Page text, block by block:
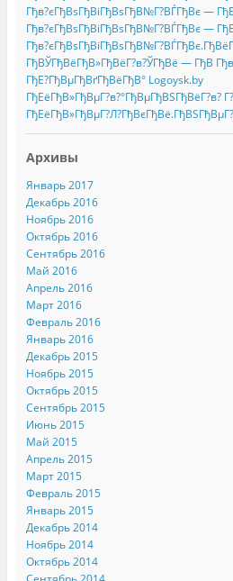
Гђв?єГђВѕГђВіГђВѕГђВ№Г?ВЃГђВє —
Гђв?єГђВѕГђВіГђВѕГђВ№Г?ВЃГђВє —
ГђВЎГђВёГђВ»ГђВёГ?в?ЎГђВё — ГђВ
ГђЕ?ГђВµГђВґГђВёГђВ° Logoysk.by
ГђЕёГђВ»ГђВµГ?в?°ГђВµГђВЅГђВёГ?в?
Архивы
Январь 2017
Декабрь 2016
Ноябрь 2016
Октябрь 2016
Сентябрь 2016
Май 2016
Апрель 2016
Март 2016
Февраль 2016
Январь 2016
Декабрь 2015
Ноябрь 2015
Октябрь 2015
Сентябрь 2015
Июнь 2015
Май 2015
Апрель 2015
Март 2015
Февраль 2015
Январь 2015
Декабрь 2014
Ноябрь 2014
Октябрь 2014